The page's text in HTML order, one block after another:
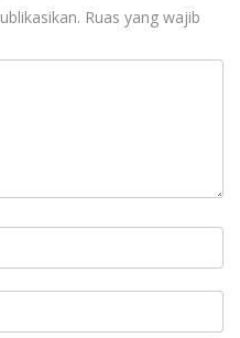
Ruas yang wajib